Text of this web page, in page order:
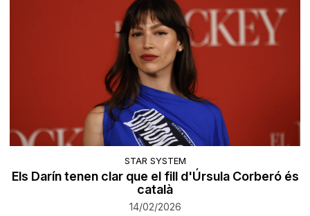
STAR SYSTEM
Els Darín tenen clar que el fill d'Úrsula Corberó és
català
14/02/2026